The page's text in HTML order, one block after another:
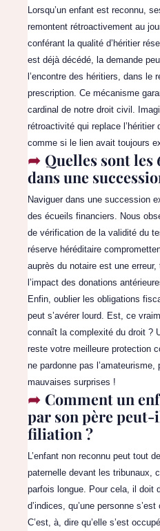
Lorsqu’un enfant est reconnu,
remontent rétroactivement au
conférant la qualité d’héritier
est déjà décédé, la demande
l’encontre des héritiers, dans le
prescription. Ce mécanisme
cardinal de notre droit civil.
rétroactivité qui replace
comme si le lien avait toujours
Quelles sont
dans une
Naviguer dans une succession
des écueils financiers. Nous
de vérification de la validité du
réserve héréditaire
auprès du notaire est une
l’impact des donations
Enfin, oublier les obligations
peut s’avérer lourd. Est, ce
connaît la complexité du droit ?
reste votre meilleure protection
ne pardonne pas l’amateurisme,
mauvaises surprises !
Comment un
par son père
filiation ?
L’enfant non reconnu peut tout
paternelle devant les tribunaux,
parfois longue. Pour cela, il doit
d’indices, qu’une personne
C’est, à, dire qu’elle s’est